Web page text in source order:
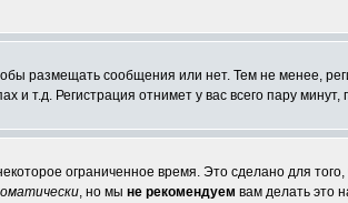
размещать сообщения или нет. Тем не менее,
т.д. Регистрация отнимет у вас всего пару
ограниченное время. Это сделано для того,
, но мы не рекомендуем вам делать это